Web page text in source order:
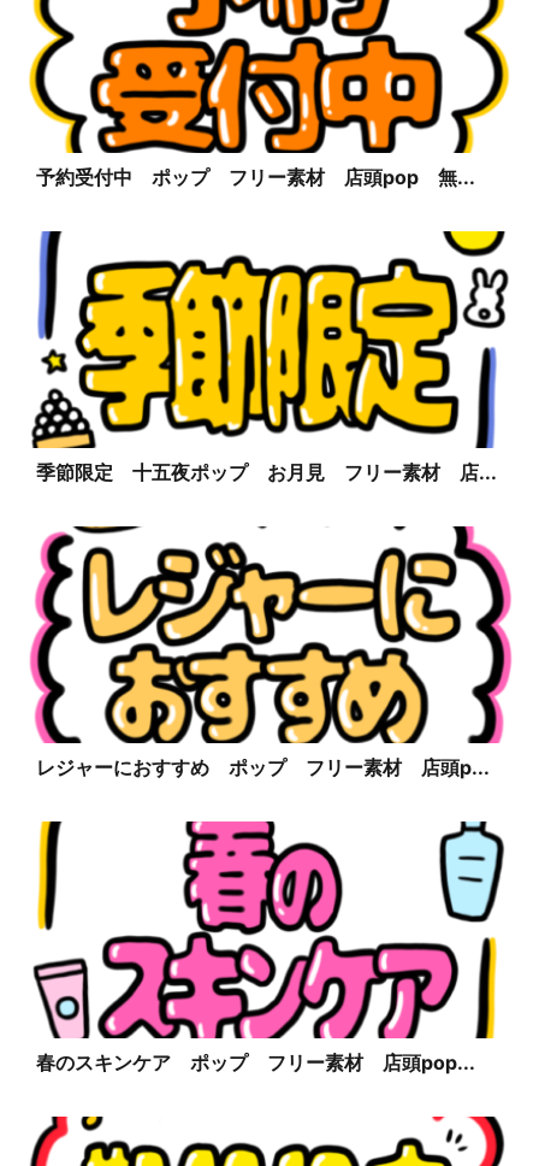
予約受付中 ポップ フリー素材 店頭pop 無...
季節限定 十五夜ポップ お月見 フリー素材 店...
レジャーにおすすめ ポップ フリー素材 店頭p...
春のスキンケア ポップ フリー素材 店頭pop...